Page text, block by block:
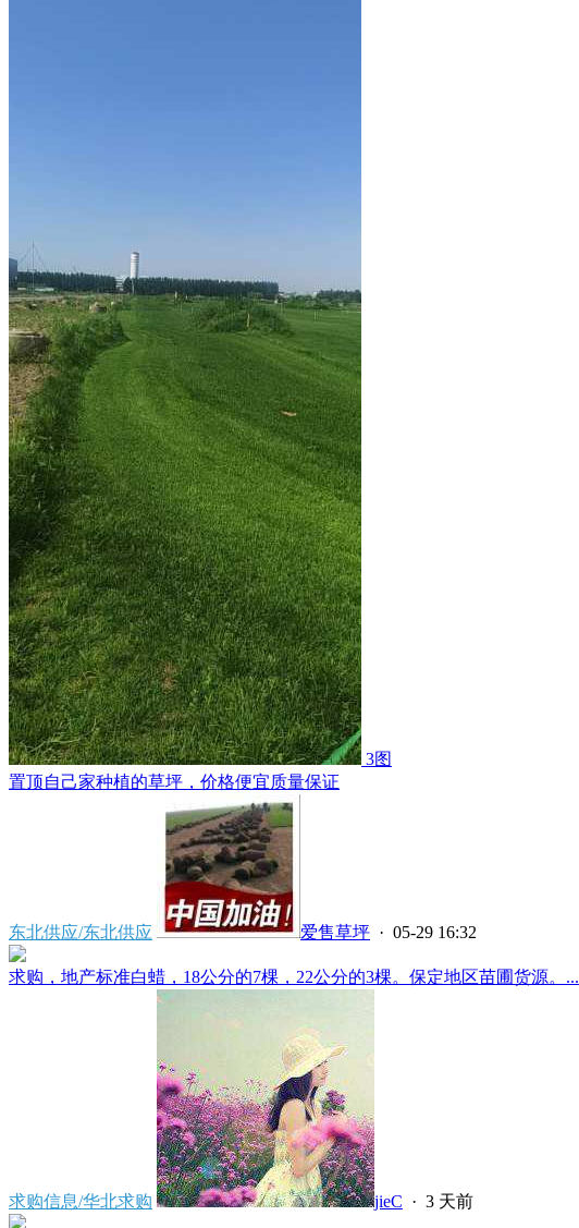
3图
置顶自己家种植的草坪，价格便宜质量保证
东北供应/东北供应 爱售草坪 · 05-29 16:32
求购，地产标准白蜡，18公分的7棵，22公分的3棵。保定地区苗圃货源。...
求购信息/华北求购 jieC · 3 天前